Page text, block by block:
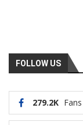
FOLLOW US
279.2K Fans